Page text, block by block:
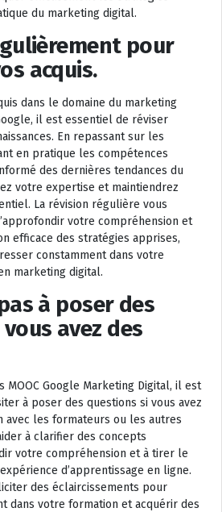
du marketing digital.
pour
acquis.
dans le domaine du marketing
il est essentiel de réviser
En repassant sur les
en pratique les compétences
des dernières tendances du
votre expertise et maintiendrez
La révision régulière vous
votre compréhension et
efficace des stratégies apprises,
constamment dans votre
marketing digital.
à poser des
avez des
MOOC Google Marketing Digital, il est
à poser des questions si vous avez
avec les formateurs ou les autres
à clarifier des concepts
votre compréhension et à tirer le
d’apprentissage en ligne.
des éclaircissements pour
dans votre formation et acquérir des